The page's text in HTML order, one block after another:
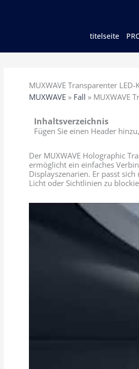
titelseite
MUXWAVE Transparenter LED-
MUXWAVE » Fall » MUXWAVE
Inhaltsverzeichnis
Fügen Sie einen Header
Der MUXWAVE Holographic
ermöglicht ein einfaches
Displayszenarien. Er passt
Licht oder Sichtlinien zu